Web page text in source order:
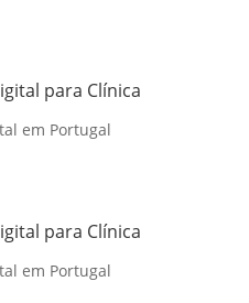
para Clínica
em Portugal
para Clínica
em Portugal